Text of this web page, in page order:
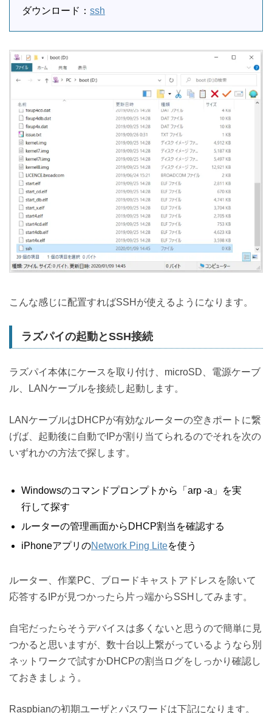
ダウンロード： ssh
こんな感じに配置すればSSHが使えるようになります。
ラズパイの起動とSSH接続
ラズパイ本体にケースを取り付け、microSD、電源ケーブ
ル、LANケーブルを接続し起動します。
LANケーブルはDHCPが有効なルーターの空きポートに繋
げば、起動後に自動でIPが割り当てられるのでそれを次の
いずれかの方法で探します。
Windowsのコマンドプロンプトから「arp -a」を実
行して探す
ルーターの管理画面からDHCP割当を確認する
iPhoneアプリのNetwork Ping Liteを使う
ルーター、作業PC、ブロードキャストアドレスを除いて
応答するIPが見つかったら片っ端からSSHしてみます。
自宅だったらそうデバイスは多くないと思うので簡単に見
つかると思いますが、数十台以上繋がっているようなら別
ネットワークで試すかDHCPの割当ログをしっかり確認し
ておきましょう。
Raspbianの初期ユーザとパスワードは下記になります。